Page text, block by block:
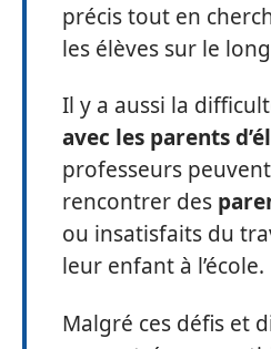
précis tout en
les élèves sur le
Il y a aussi la
avec les parents
professeurs
rencontrer des
ou insatisfaits du
leur enfant à l’école.
Malgré ces défis et